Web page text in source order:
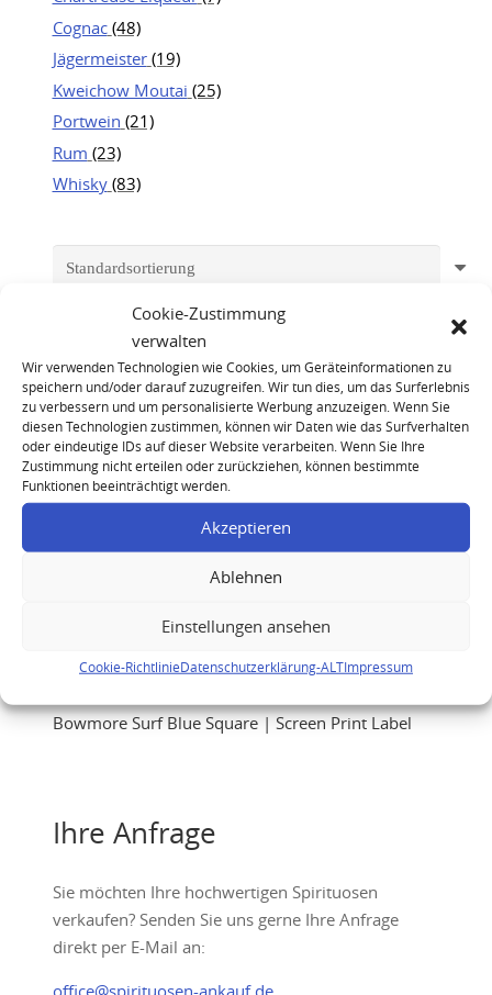
Cookie-Zustimmung
verwalten
Wir verwenden Technologien wie Cookies, um Geräteinformationen zu
speichern und/oder darauf zuzugreifen. Wir tun dies, um das Surferlebnis
zu verbessern und um personalisierte Werbung anzuzeigen. Wenn Sie
diesen Technologien zustimmen, können wir Daten wie das Surfverhalten
oder eindeutige IDs auf dieser Website verarbeiten. Wenn Sie Ihre
Zustimmung nicht erteilen oder zurückziehen, können bestimmte
Funktionen beeinträchtigt werden.
Akzeptieren
Ablehnen
Einstellungen ansehen
Cookie-RichtlinieDatenschutzerklärung-ALTImpressum
Cognac (48)
Jägermeister (19)
Kweichow Moutai (25)
Portwein (21)
Rum (23)
Whisky (83)
Bowmore Surf Blue Square | Screen Print Label
Ihre Anfrage
Sie möchten Ihre hochwertigen Spirituosen
verkaufen? Senden Sie uns gerne Ihre Anfrage
direkt per E-Mail an:
office@spirituosen-ankauf.de